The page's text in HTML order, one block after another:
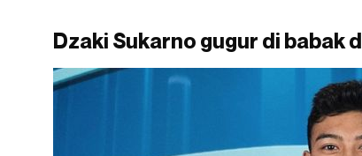
Dzaki Sukarno gugur di babak